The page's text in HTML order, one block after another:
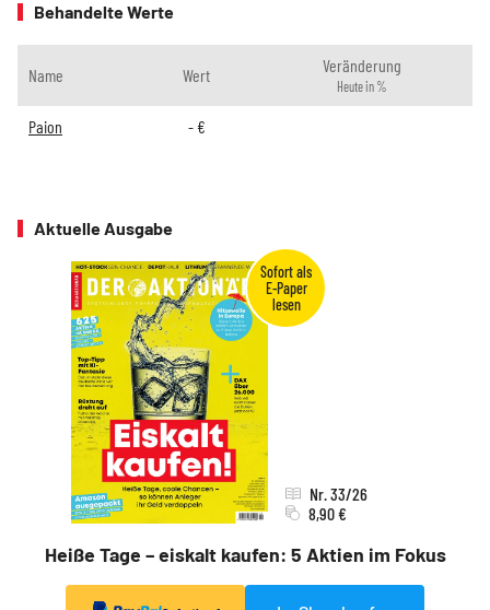
Behandelte Werte
Name Wert Veränderung
Heute in %
Paion -€
Aktuelle Ausgabe
Heiße Tage – eiskalt kaufen: 5 Aktien im Fokus
Nr. 33/26
8,90 €